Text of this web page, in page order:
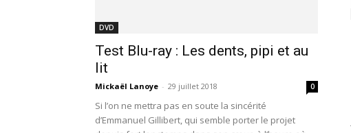
DVD
Test Blu-ray : Les dents, pipi et au
lit
Mickaël Lanoye - 29 juillet 2018 0
Si l’on ne mettra pas en soute la sincérité
d’Emmanuel Gillibert, qui semble porter le projet